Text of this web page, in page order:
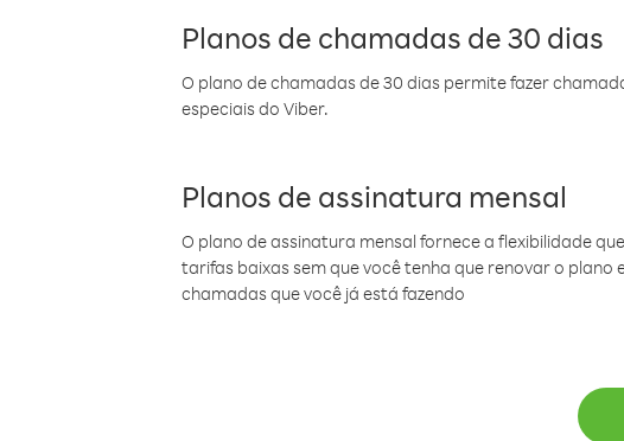
Planos de chamadas de 30 dias
O plano de chamadas de 30 dias permite fazer
especiais do Viber.
Planos de assinatura mensal
O plano de assinatura mensal fornece a flexibilidade
tarifas baixas sem que você tenha que renovar o
chamadas que você já está fazendo